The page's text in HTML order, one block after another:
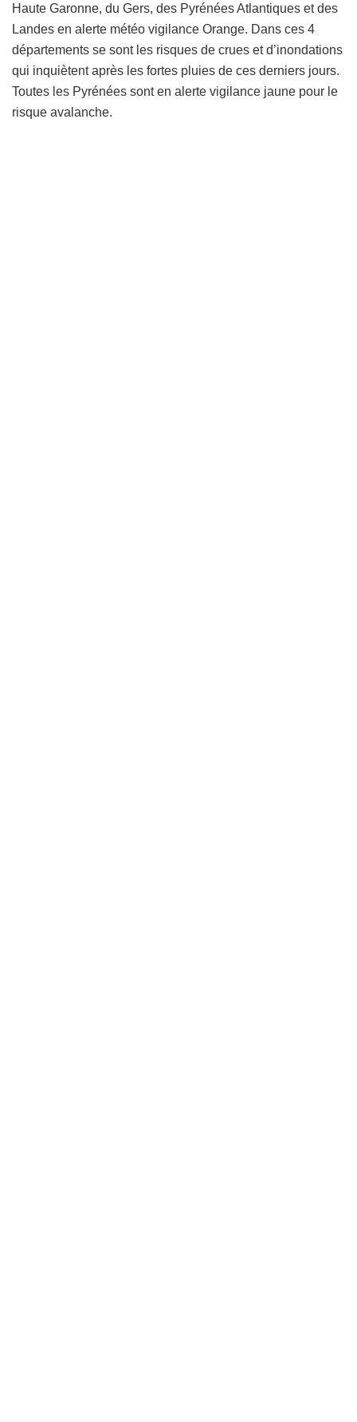
Haute Garonne, du Gers, des Pyrénées Atlantiques et des
Landes en alerte météo vigilance Orange. Dans ces 4
départements se sont les risques de crues et d’inondations
qui inquiètent après les fortes pluies de ces derniers jours.
Toutes les Pyrénées sont en alerte vigilance jaune pour le
risque avalanche.